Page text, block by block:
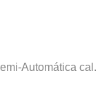
Automática cal.